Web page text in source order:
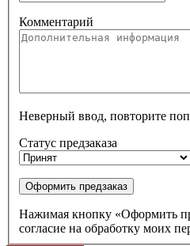
Комментарий
Неверный ввод, повторите
Статус предзаказа
Оформить предзаказ
Нажимая кнопку «Оформить
согласие на обработку моих